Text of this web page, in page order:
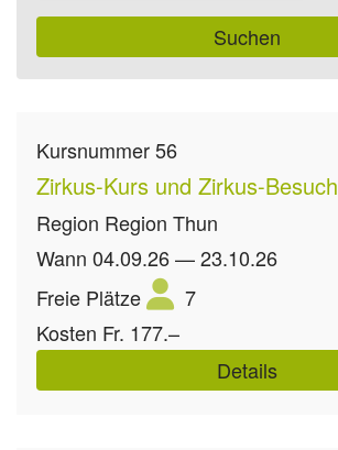
Kursnummer56
Zirkus-Kurs und Zirkus-Besuch
Region Region Thun
Wann 04.09.26 — 23.10.26
Freie Plätze
7
Kosten Fr. 177.–
Details